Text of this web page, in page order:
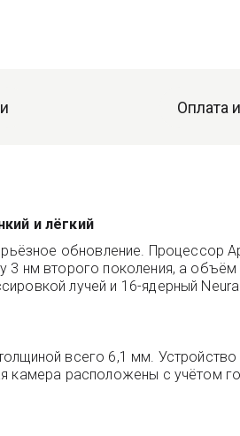
Оплата
и лёгкий
обновление. Процессор
3 нм второго поколения, а
лучей и 16-ядерный
всего 6,1 мм.
камера расположены с учётом